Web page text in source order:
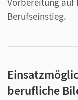
Berufseinstieg.
berufliche